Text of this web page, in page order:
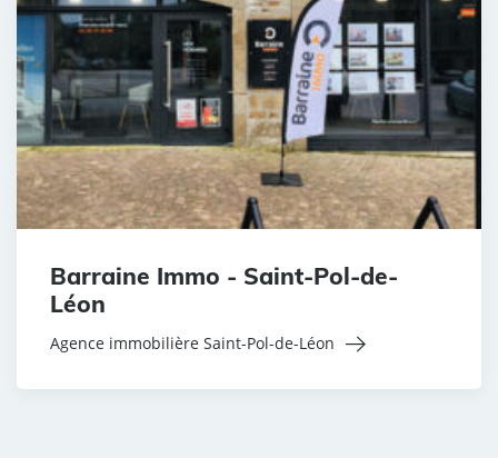
Barraine Immo - Saint-Pol-de-
Léon
Agence immobilière Saint-Pol-de-Léon